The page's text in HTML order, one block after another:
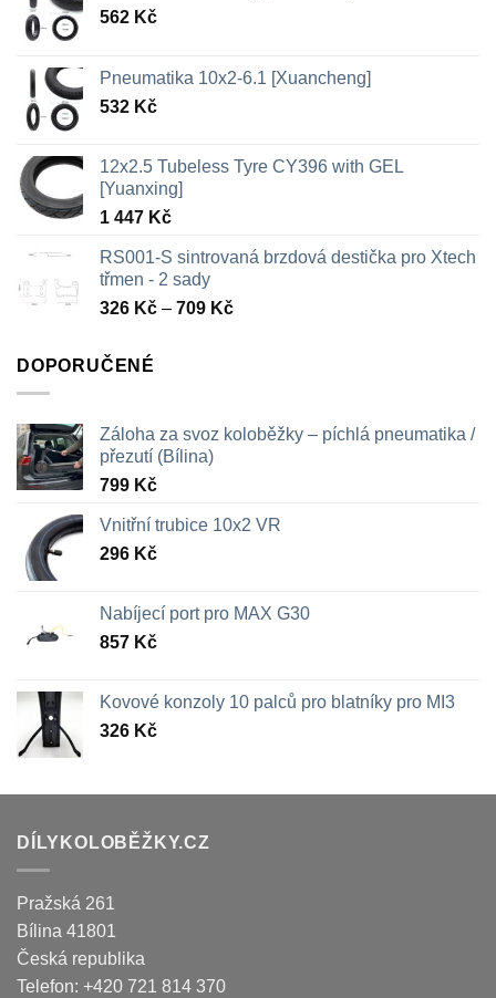
562 Kč
Pneumatika 10x2-6.1 [Xuancheng]
532 Kč
12x2.5 Tubeless Tyre CY396 with GEL
[Yuanxing]
1 447 Kč
RS001-S sintrovaná brzdová destička pro Xtech
třmen - 2 sady
326 Kč – 709 KčRozpětí
DOPORUČENÉ
Záloha za svoz koloběžky – píchlá pneumatika /
přezutí (Bílina)
799 Kč
Vnitřní trubice 10x2 VR
296 Kč
Nabíjecí port pro MAX G30
857 Kč
Kovové konzoly 10 palců pro blatníky pro MI3
326 Kč
DÍLYKOLOBĚŽKY.CZ
Pražská 261
Bílina 41801
Česká republika
Telefon: +420 721 814 370